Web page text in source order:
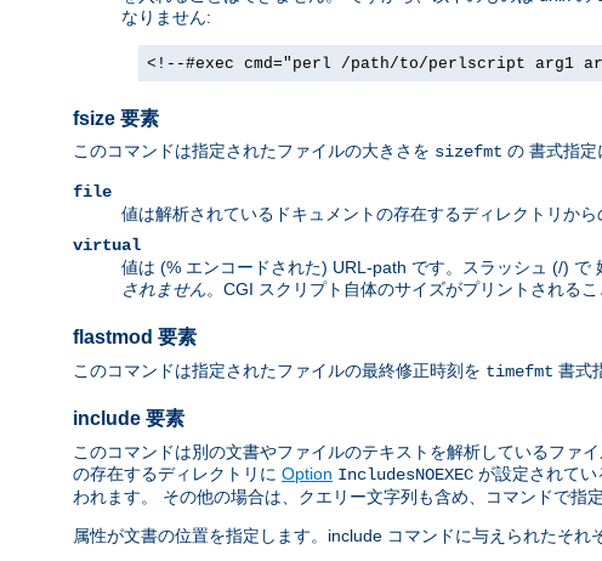
なりません:
<!--#exec cmd="perl /path/to/perlscript arg1
fsize 要素
このコマンドは指定されたファイルの大きさを sizefmt の 書式指定
file
値は解析されているドキュメントの存在するディレクトリから
virtual
値は (% エンコードされた) URL-path です。スラッシュ (/)
されません。CGI スクリプト自体のサイズがプリントされるこ
flastmod 要素
このコマンドは指定されたファイルの最終修正時刻を timefmt 書式
include 要素
このコマンドは別の文書やファイルのテキストを解析しているファ
の存在するディレクトリに Option IncludesNOEXEC が設定されて
われます。 その他の場合は、クエリー文字列も含め、コマンドで指
属性が文書の位置を指定します。include コマンドに与えられたそ